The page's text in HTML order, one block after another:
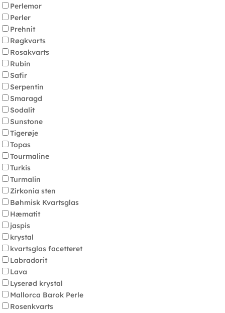
Perlemor
Perler
Prehnit
Røgkvarts
Rosakvarts
Rubin
Safir
Serpentin
Smaragd
Sodalit
Sunstone
Tigerøje
Topas
Tourmaline
Turkis
Turmalin
Zirkonia sten
Bøhmisk Kvartsglas
Hæmatit
jaspis
krystal
kvartsglas facetteret
Labradorit
Lava
Lyserød krystal
Mallorca Barok Perle
Rosenkvarts